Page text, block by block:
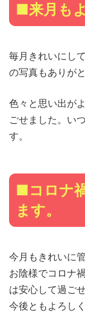
■来月も
毎月きれいにし
の写真もありが
色々と思い出が
ごせました。い
す。
■コロナ
ます。
今月もきれいに
お陰様でコロナ
は安心して過ご
今後ともよろし